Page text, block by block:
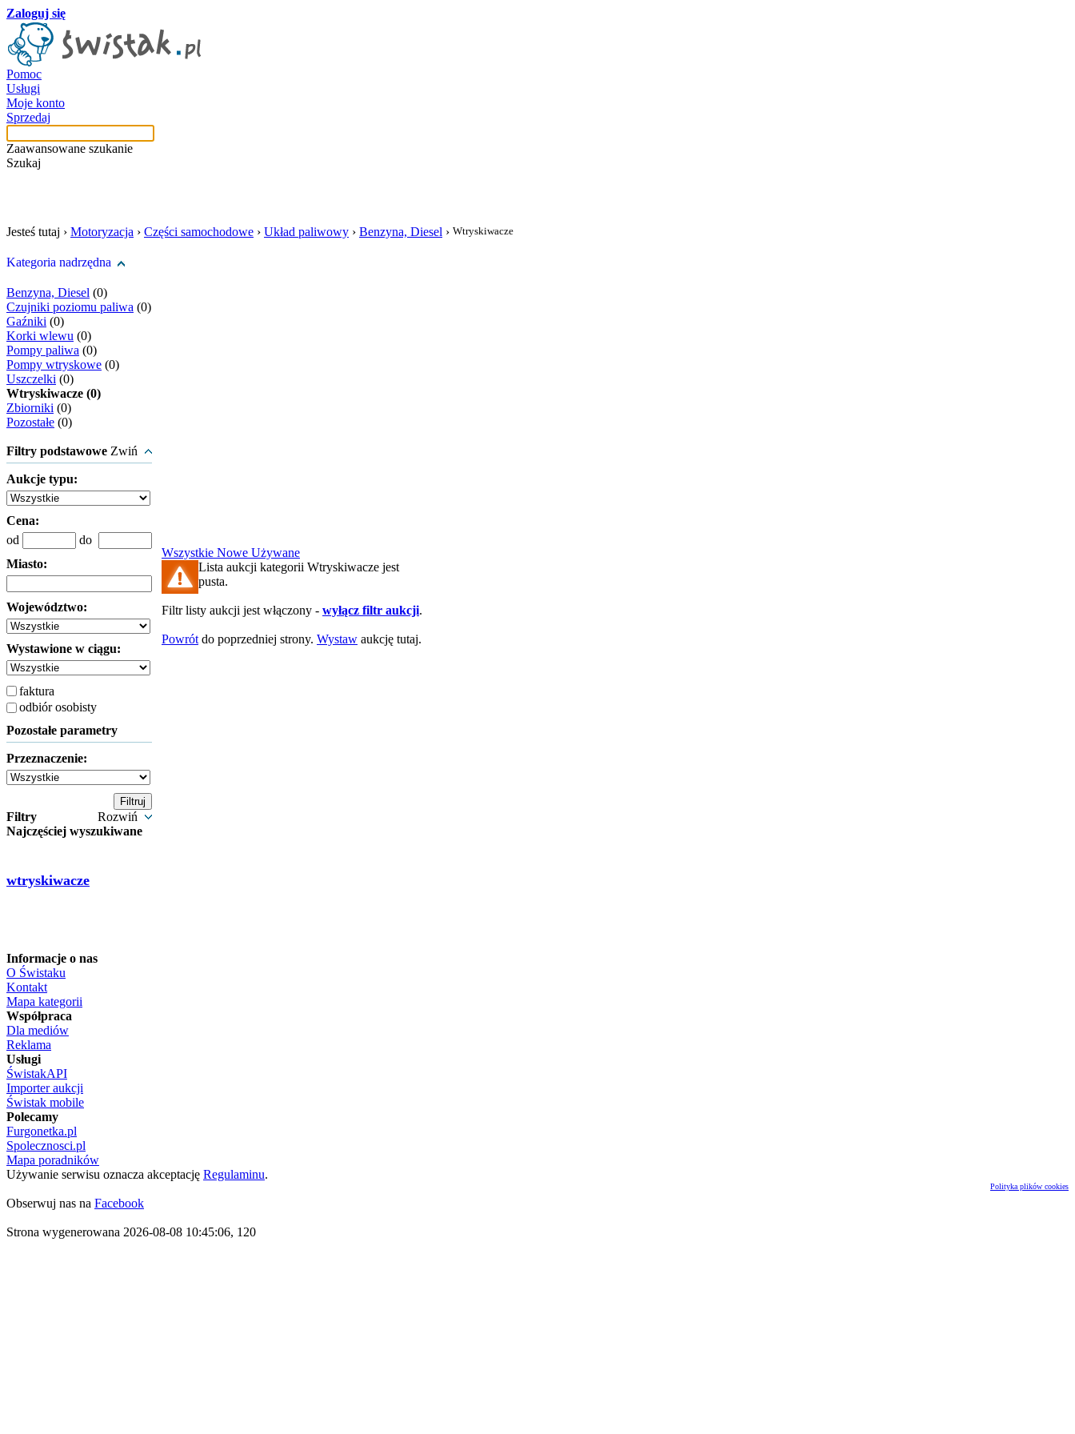
Zaloguj się
Pomoc
Usługi
Moje konto
Sprzedaj
Zaawansowane szukanie
Szukaj
Jesteś tutaj › Motoryzacja › Części samochodowe › Układ paliwowy › Benzyna, Diesel › Wtryskiwacze
Kategoria nadrzędna
Benzyna, Diesel (0)
Czujniki poziomu paliwa (0)
Gaźniki (0)
Korki wlewu (0)
Pompy paliwa (0)
Pompy wtryskowe (0)
Uszczelki (0)
Wtryskiwacze (0)
Zbiorniki (0)
Pozostałe (0)
Filtry podstawowe Zwiń
Aukcje typu:
Cena:
od
do
Miasto:
Województwo:
Wystawione w ciągu:
faktura
odbiór osobisty
Pozostałe parametry
Przeznaczenie:
Filtry
Rozwiń
Najczęściej wyszukiwane
wtryskiwacze
Wszystkie Nowe Używane
Lista aukcji kategorii Wtryskiwacze jest
pusta.
Filtr listy aukcji jest włączony - wyłącz filtr aukcji.
Powrót do poprzedniej strony. Wystaw aukcję tutaj.
Informacje o nas
O Świstaku
Kontakt
Mapa kategorii
Współpraca
Dla mediów
Reklama
Usługi
ŚwistakAPI
Importer aukcji
Świstak mobile
Polecamy
Furgonetka.pl
Spolecznosci.pl
Mapa poradników
Używanie serwisu oznacza akceptację Regulaminu.
Polityka plików cookies
Obserwuj nas na Facebook
Strona wygenerowana 2026-08-08 10:45:06, 120